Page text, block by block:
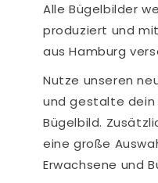
Alle Bügelbilder
produziert und
aus Hamburg
Nutze unseren
und gestalte dein
Bügelbild.
eine große
Erwachsene und